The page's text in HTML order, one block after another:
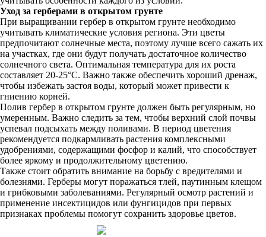
Уход за герберами в открытом грунте
При выращивании гербер в открытом грунте необходимо
учитывать климатические условия региона. Эти цветы
предпочитают солнечные места, поэтому лучше всего сажать их
на участках, где они будут получать достаточное количество
солнечного света. Оптимальная температура для их роста
составляет 20-25°C. Важно также обеспечить хороший дренаж,
чтобы избежать застоя воды, который может привести к
гниению корней.
Полив гербер в открытом грунте должен быть регулярным, но
умеренным. Важно следить за тем, чтобы верхний слой почвы
успевал подсыхать между поливами. В период цветения
рекомендуется подкармливать растения комплексными
удобрениями, содержащими фосфор и калий, что способствует
более яркому и продолжительному цветению.
Также стоит обратить внимание на борьбу с вредителями и
болезнями. Герберы могут поражаться тлей, паутинным клещом
и грибковыми заболеваниями. Регулярный осмотр растений и
применение инсектицидов или фунгицидов при первых
признаках проблемы помогут сохранить здоровье цветов.